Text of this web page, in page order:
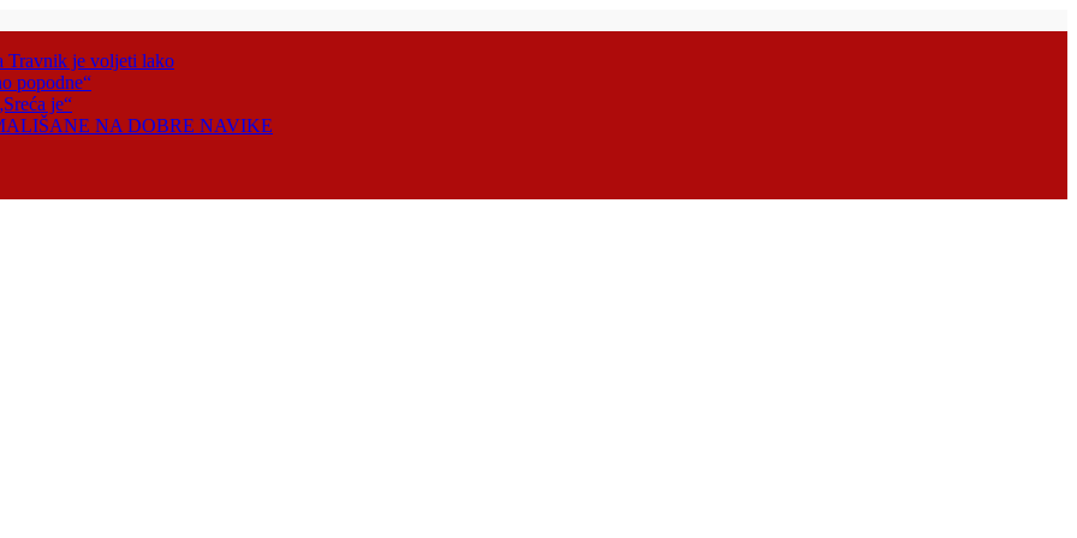
Travnik je voljeti lako
popodne“
je“
NA DOBRE NAVIKE